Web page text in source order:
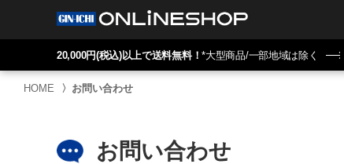
20,000円(税込)以上で送料無料！*大型商品/一部地域は除く
HOME 〉 お問い合わせ
お問い合わせ